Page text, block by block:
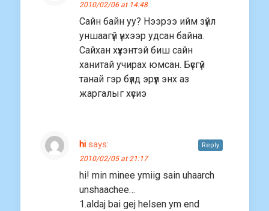
2010/02/06 at 14:48
Сайн байн уу? Нээрээ ийм зүйл
уншаагүй үнхээр удсан байна.
Сайхан хүүхэнтэй биш сайн
ханитай учирах юмсан. Бүсгүй
танай гэр бүлд эрүүл энх аз
жаргалыг хүсиэ
hi says:
2010/02/05 at 21:17
hi! min minee ymiig sain uhaarch
unshaachee…
1.aldaj bai gej helsen ym end
Reply